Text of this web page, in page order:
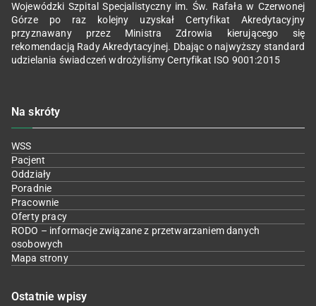
Wojewódzki Szpital Specjalistyczny im. Św. Rafała w Czerwonej
Górze po raz kolejny uzyskał Certyfikat Akredytacyjny
przyznawany przez Ministra Zdrowia kierującego się
rekomendacją Rady Akredytacyjnej. Dbając o najwyższy standard
udzielania świadczeń wdrożyliśmy Certyfikat ISO 9001:2015
Na skróty
WSS
Pacjent
Oddziały
Poradnie
Pracownie
Oferty pracy
RODO – informacje związane z przetwarzaniem danych
osobowych
Mapa strony
Ostatnie wpisy